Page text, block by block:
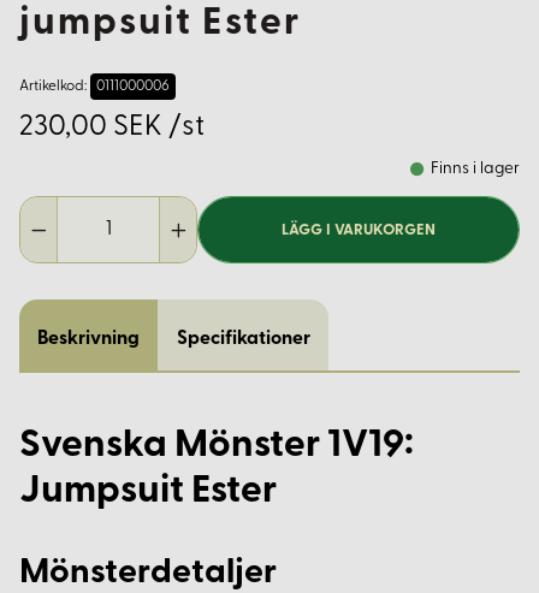
jumpsuit Ester
Artikelkod: 0111000006
230,00 SEK /st
Finns i lager
LÄGG I VARUKORGEN
Beskrivning Specifikationer
Svenska Mönster 1V19:
Jumpsuit Ester
Mönsterdetaljer